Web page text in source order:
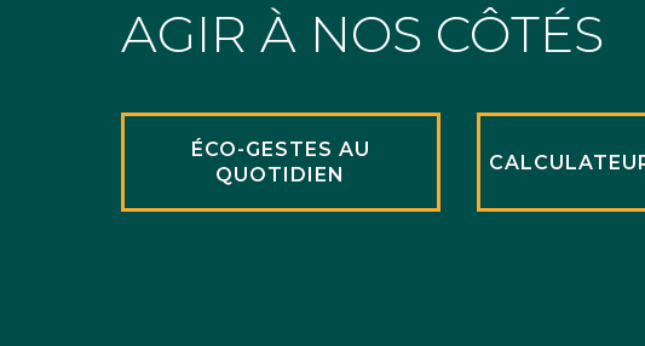
AGIR À NOS CÔTÉS
ÉCO-GESTES AU
QUOTIDIEN